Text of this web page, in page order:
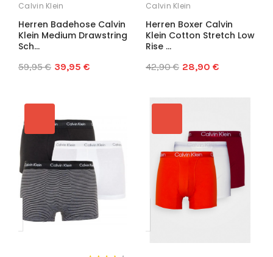
Calvin Klein
Herren Badehose Calvin
Klein Medium Drawstring
Sch...
59,95 € 39,95 €
Calvin Klein
Herren Boxer Calvin
Klein Cotton Stretch Low
Rise ...
42,90 € 28,90 €